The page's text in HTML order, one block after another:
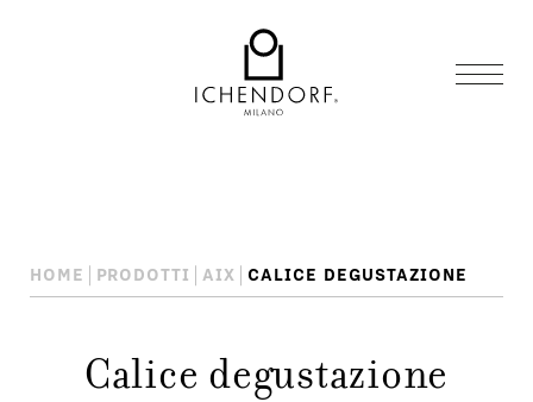
HOME PRODOTTI AIX CALICE DEGUSTAZIONE
Calice degustazione